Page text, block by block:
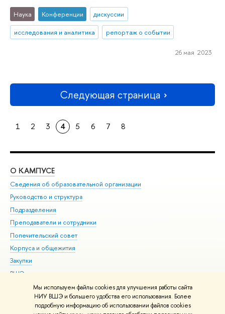
Мы используем файлы cookies для улучшения работы сайта
НИУ ВШЭ и большего удобства его использования. Более
подробную информацию об использовании файлов cookies
Наука Конференции
дискуссии
исследования и аналитика
репортаж о событии
26 мая 2023
Следующая страница
1 2 3 4 5 6 7 8
О КАМПУСЕ
Сведения об образовательной организации
Руководство и структура
Подразделения
Преподаватели и сотрудники
Попечительский совет
Корпуса и общежития
Закупки
ВШЭ для студентов с ограниченными возможностями
здоровья и инвалидностью
Версия для слабовидящих
Единая платежная страница